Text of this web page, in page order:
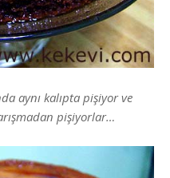
aynı kalıpta pişiyor ve
pişiyorlar…